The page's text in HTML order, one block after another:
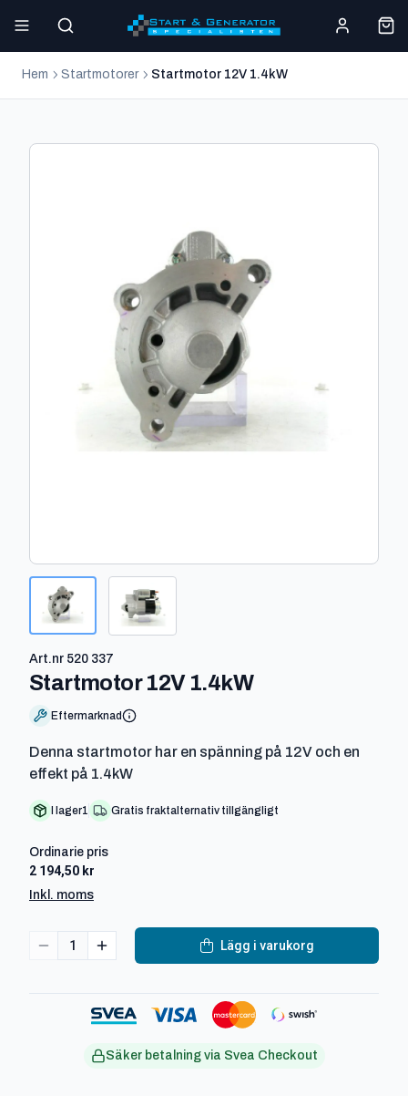
Hem Startmotorer Startmotor 12V 1.4kW
Art.nr 520 337
Startmotor 12V 1.4kW-
Eftermarknad
Denna startmotor har en spänning på 12V och en
effekt på 1.4kW
I lager1 Gratis fraktalternativ tillgängligt
Ordinarie pris
2 194,50 kr
Inkl. moms
1 Lägg i varukorg
Säker betalning via Svea Checkout